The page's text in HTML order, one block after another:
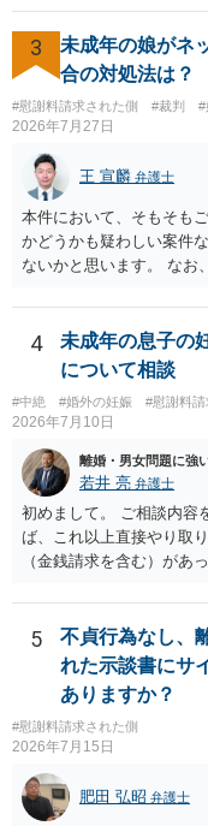
困難 仮に裁判で敗訴した
か。 ⇒判決となり敗訴し
の財産を差し押さえられ
すが、 和解であれば柔
いにより支払うことも十
は120万円のみ和解交渉
識を前提にすれば、１０
れるため、 120万円のみ
ます。
するデメリットはありま
反対にご自身が、裁判
に働く可能性は有り得
が弁護士に依頼している
稀であると思います。
ことが多いというのが
減額を進めるうえでの
婚しないことは、交渉材
ださい。 また、相手夫
相手女性が結婚している
が、 ケースバイケース
できるかはよくお考え
る旨の交渉をすること
公序良俗に反するような
が、 ２００万円でも、
とはいえないと考えま
も、ご自身が納得できる
と思います。 そのうえ
否かにかかってはきま
できないのですが、 清
クがありますので、むし
であるとお考えいただく
すが、可能であれば、ご
直接相談されて、 今後
3
未成年の娘がネ
合の対処法は？
#慰謝料請求された側 #裁判 #
2026年7月27日
王 宣麟 弁護士
本件において、そもそも
かどうかも疑わしい案件
ないかと思います。 なお
るパターンはありえるも
明確にいえないような案
はないかと推察します。
4
未成年の息子の
について相談
#中絶 #婚外の妊娠 #慰謝料
2026年7月10日
離婚・男女問題に強
若井 亮 弁護士
初めまして。 ご相談内容
ば、これ以上直接やり取
（金銭請求を含む）があ
いのであれば、基本的に
れ以上の要求を回避する
す。 特に重要な点として
確認する条項（清算条項
を払うにしても、紛争が
交わすようにしてください
5
不貞行為なし、
れた示談書にサ
ありますか？
#慰謝料請求された側
2026年7月15日
肥田 弘昭 弁護士